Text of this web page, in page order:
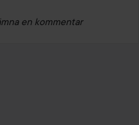
en kommentar